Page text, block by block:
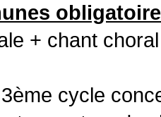
+ chant
cycle